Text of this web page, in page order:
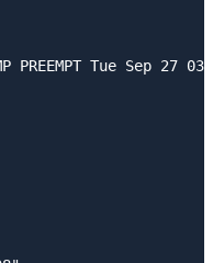
Tue Sep 27